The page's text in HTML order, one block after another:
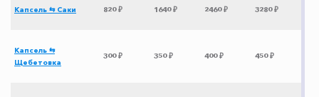
Капсель ⇆ Саки 820 ₽ 1640 ₽ 2460 ₽ 3280 ₽
Капсель ⇆
Щебетовка
300 ₽ 350 ₽ 400 ₽ 450 ₽